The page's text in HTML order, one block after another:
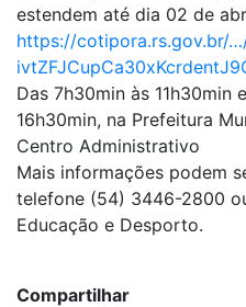
estendem até dia 02 de
https://cotipora.rs.gov.br/
Das 7h30min às 11h30min
16h30min, na Prefeitura
Centro Administrativo
Mais informações podem
telefone (54) 3446-2800
Educação e Desporto.
Compartilhar